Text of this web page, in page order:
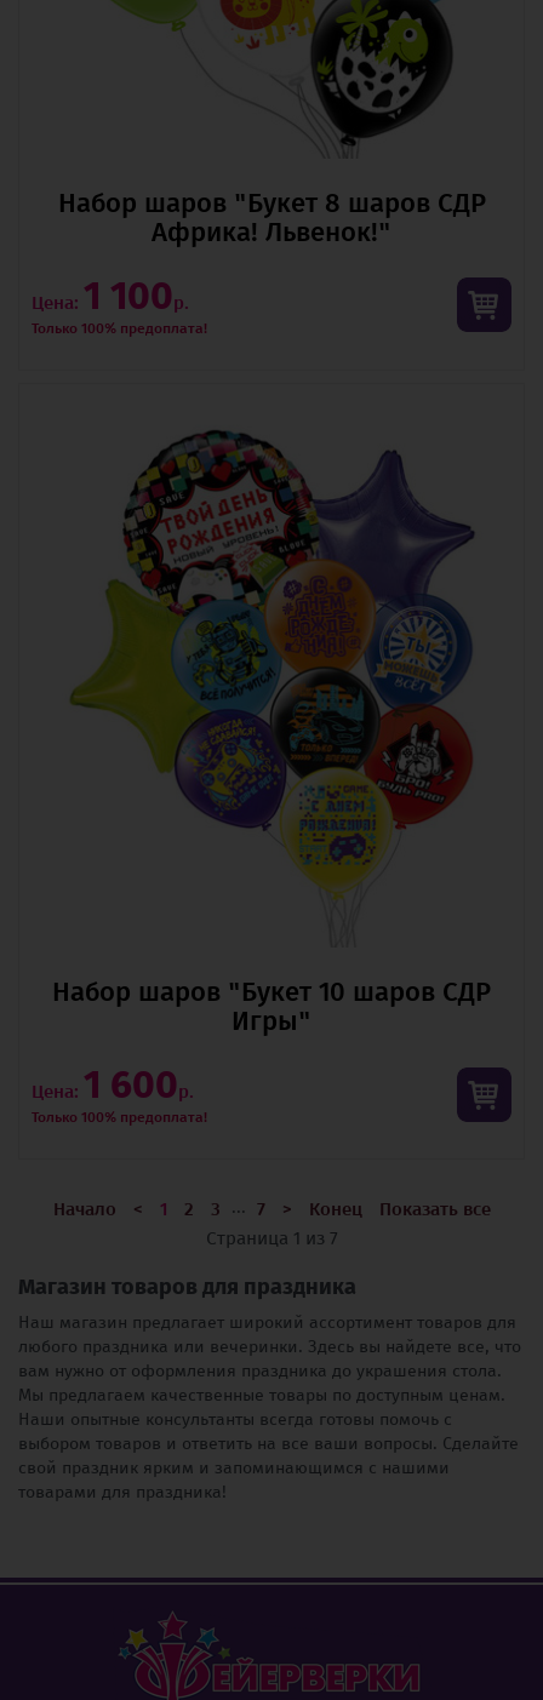
Набор шаров "Букет 8 шаров СДР
Африка! Львенок!"
Цена: 1 100р.
Только 100% предоплата!
Набор шаров "Букет 10 шаров СДР
Игры"
Цена: 1 600р.
Только 100% предоплата!
Начало < 1 2 3 ... 7 > Конец
Показать все
Страница 1 из 7
Магазин товаров для праздника
Наш магазин предлагает широкий ассортимент товаров для
любого праздника или вечеринки. Здесь вы найдете все, что
вам нужно от оформления праздника до украшения стола.
Мы предлагаем качественные товары по доступным ценам.
Наши опытные консультанты всегда готовы помочь с
выбором товаров и ответить на все ваши вопросы. Сделайте
свой праздник ярким и запоминающимся с нашими
товарами для праздника!